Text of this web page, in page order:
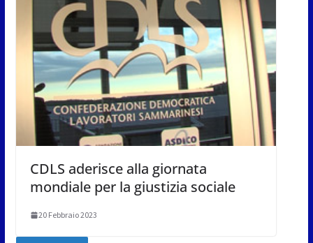
CDLS aderisce alla giornata
mondiale per la giustizia sociale
20 Febbraio 2023